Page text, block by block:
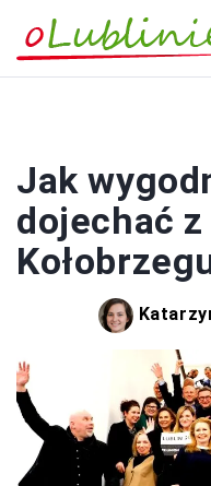
Jak
dojechać